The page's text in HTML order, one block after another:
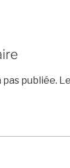
publiée.